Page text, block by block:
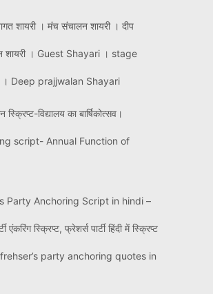
शायरी । मंच संचालन शायरी । दीप
शायरी । Guest Shayari । stage
। Deep prajjwalan Shayari
विद्यालय का बार्षिकोत्सव।
script- Annual Function of
Party Anchoring Script in hindi –
एंकरिंग स्क्रिप्ट, फ्रेशर्स पार्टी हिंदी में स्क्रिप्ट
frehser’s party anchoring quotes in